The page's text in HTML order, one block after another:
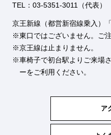
TEL：03-5351-3011（代表）
京王新線（都営新宿線乗入）
東口ではございません。ご
京王線は止まりません。
車椅子で初台駅よりご来場
ーをご利用ください。
ア